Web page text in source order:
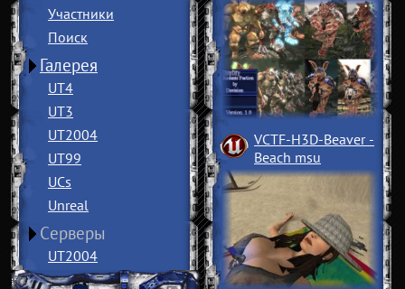
Участники
Поиск
Галерея
UT4
UT3
UT2004
UT99
UCs
Unreal
Серверы
UT2004
VCTF-H3D-Beaver ­
Beach msu